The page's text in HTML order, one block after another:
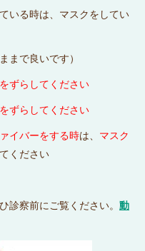
いる時は、マスクをしてい
まで良いです）
ずらしてください
ずらしてください
イバーをする時は、 マスク
ください
診察前にご覧ください。 動